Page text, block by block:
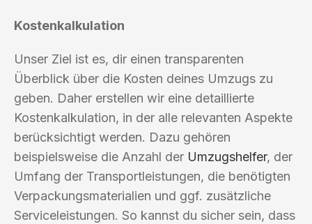
Kostenkalkulation
Unser Ziel ist es, dir einen transparenten
Überblick über die Kosten deines Umzugs zu
geben. Daher erstellen wir eine detaillierte
Kostenkalkulation, in der alle relevanten Aspekte
berücksichtigt werden. Dazu gehören
beispielsweise die Anzahl der Umzugshelfer, der
Umfang der Transportleistungen, die benötigten
Verpackungsmaterialien und ggf. zusätzliche
Serviceleistungen. So kannst du sicher sein, dass